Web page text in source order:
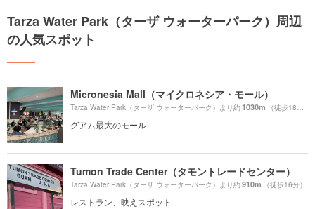
Tarza Water Park（ターザ ウォーターパーク）周辺
の人気スポット
Micronesia Mall（マイクロネシア・モール）
Tarza Water Park（ターザ ウォーターパーク）より約1030m （徒歩18分）
グアム最大のモール
Tumon Trade Center（タモントレードセンター）
Tarza Water Park（ターザ ウォーターパーク）より約910m （徒歩16分）
レストラン、映えスポット